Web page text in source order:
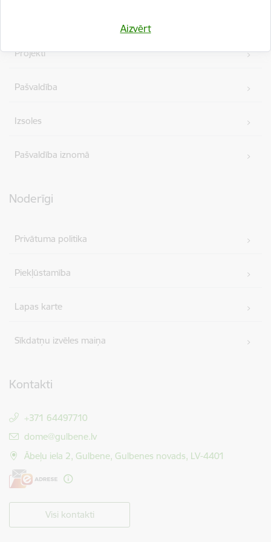
Aizvērt
Projekti
Pašvaldība
Izsoles
Pašvaldība iznomā
Noderīgi
Privātuma politika
Piekļūstamība
Lapas karte
Sīkdatņu izvēles maiņa
Kontakti
+371 64497710
E-pasts:
dome@gulbene.lv
Ābeļu iela 2, Gulbene, Gulbenes novads, LV-4401
Visi kontakti